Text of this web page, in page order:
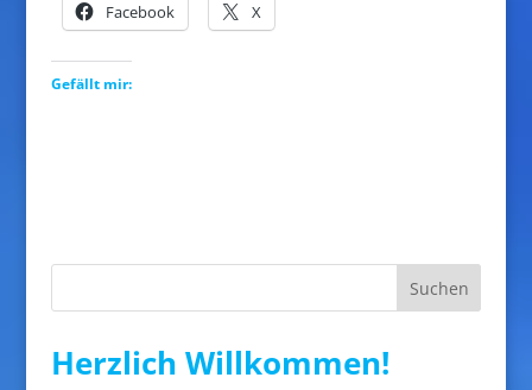
Facebook X
Gefällt mir:
Suchen
Herzlich Willkommen!